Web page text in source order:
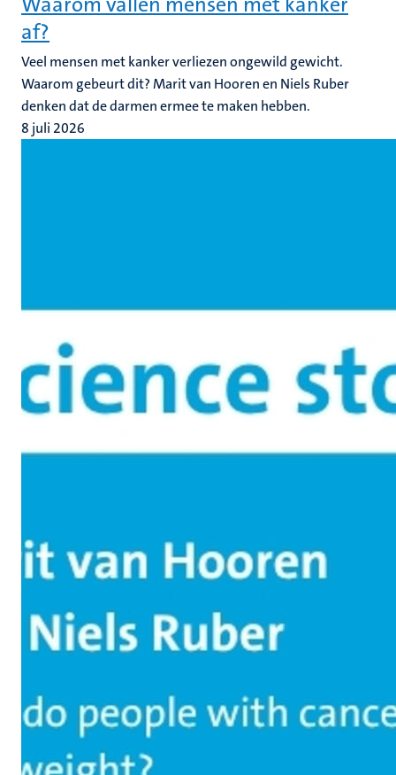
af?
Veel mensen met kanker verliezen ongewild gewicht.
Waarom gebeurt dit? Marit van Hooren en Niels Ruber
denken dat de darmen ermee te maken hebben.
8 juli 2026